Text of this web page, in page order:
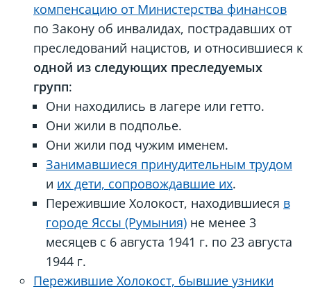
компенсацию от Министерства финансов
по Закону об инвалидах, пострадавших от
преследований нацистов, и относившиеся к
одной из следующих преследуемых
групп:
Они находились в лагере или гетто.
Они жили в подполье.
Они жили под чужим именем.
Занимавшиеся принудительным трудом
и их дети, сопровождавшие их.
Пережившие Холокост, находившиеся в
городе Яссы (Румыния) не менее 3
месяцев с 6 августа 1941 г. по 23 августа
1944 г.
Пережившие Холокост, бывшие узники